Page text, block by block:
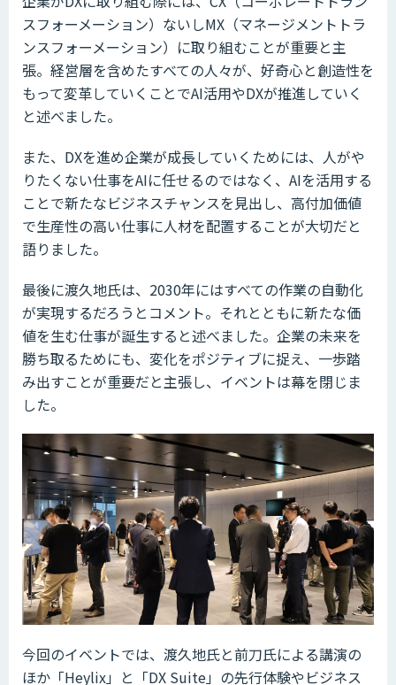
スフォーメーション）ないしMX（マネージメントトラ
ンスフォーメーション）に取り組むことが重要と主
張。経営層を含めたすべての人々が、好奇心と創造性を
もって変革していくことでAI活用やDXが推進していく
と述べました。
また、DXを進め企業が成長していくためには、人がや
りたくない仕事をAIに任せるのではなく、AIを活用する
ことで新たなビジネスチャンスを見出し、高付加価値
で生産性の高い仕事に人材を配置することが大切だと
語りました。
最後に渡久地氏は、2030年にはすべての作業の自動化
が実現するだろうとコメント。それとともに新たな価
値を生む仕事が誕生すると述べました。企業の未来を
勝ち取るためにも、変化をポジティブに捉え、一歩踏
み出すことが重要だと主張し、イベントは幕を閉じま
した。
今回のイベントでは、渡久地氏と前刀氏による講演の
ほか「Heylix」と「DX Suite」の先行体験やビジネス